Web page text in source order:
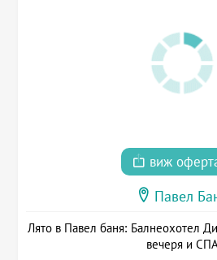
виж
Павел
Лято в Павел баня: Балнеохотел
вечеря и